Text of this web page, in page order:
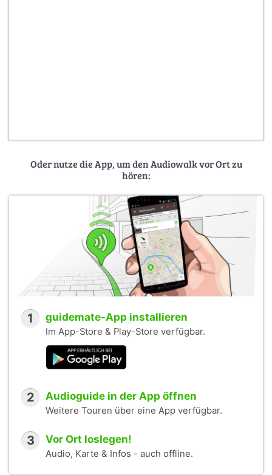
Oder nutze die App, um den Audiowalk vor Ort zu
hören:
1 guidemate-App installieren
Im App-Store & Play-Store verfügbar.
2 Audioguide in der App öffnen
Weitere Touren über eine App verfügbar.
3 Vor Ort loslegen!
Audio, Karte & Infos - auch offline.